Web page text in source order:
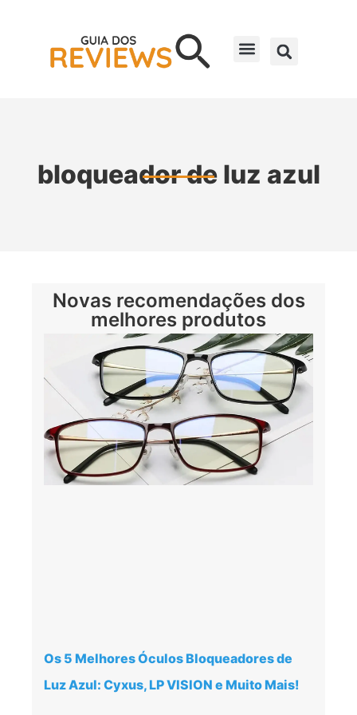
bloqueador de luz azul
Novas recomendações dos
melhores produtos
Os 5 Melhores Óculos Bloqueadores de
Luz Azul: Cyxus, LP VISION e Muito Mais!